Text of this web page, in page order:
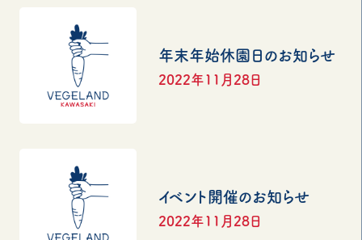
年末年始休園日のお知らせ
2022年11月28日
イベント開催のお知らせ
2022年11月28日